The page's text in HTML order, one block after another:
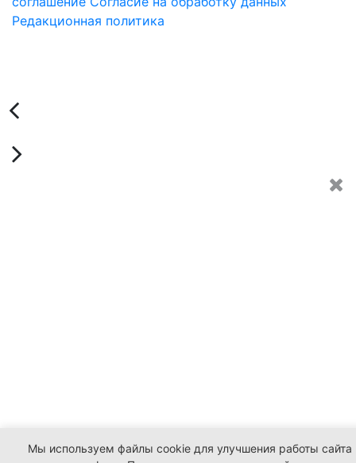
Редакционная политика
Мы используем файлы cookie для улучшения работы сайта